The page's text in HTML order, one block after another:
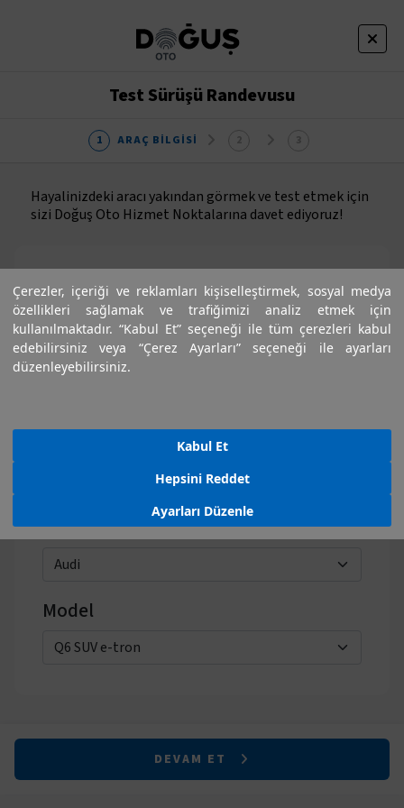
Çerezler, içeriği ve reklamları kişiselleştirmek, sosyal medya
özellikleri sağlamak ve trafiğimizi analiz etmek için
kullanılmaktadır. “Kabul Et” seçeneği ile tüm çerezleri kabul
edebilirsiniz veya “Çerez Ayarları” seçeneği ile ayarları
düzenleyebilirsiniz.
Ayarları Düzenle
Hepsini Reddet
Kabul Et
Test Sürüşü Randevusu
ARAÇ BILGISI
Hayalinizdeki aracı yakından görmek ve test etmek için
sizi Doğuş Oto Hizmet Noktalarına davet ediyoruz!
Marka
Model
DEVAM ET